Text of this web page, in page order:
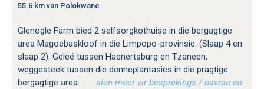
55.6 km van Polokwane
Glenogle Farm bied 2 selfsorgkothuise in die bergagtige
area Magoebaskloof in die Limpopo-provinsie. (Slaap 4 en
slaap 2). Geleë tussen Haenertsburg en Tzaneen,
weggesteek tussen die denneplantasies in die pragtige
bergagtige area...
…sien meer vir besprekings / navrae en